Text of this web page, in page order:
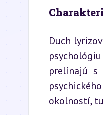
Duch
prelínajú s
okolností,